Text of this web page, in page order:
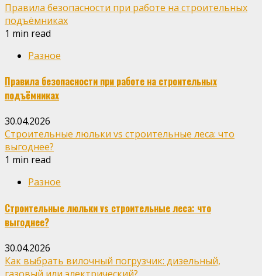
Правила безопасности при работе на строительных
подъёмниках
1 min read
Разное
Правила безопасности при работе на строительных
подъёмниках
30.04.2026
Строительные люльки vs строительные леса: что
выгоднее?
1 min read
Разное
Строительные люльки vs строительные леса: что
выгоднее?
30.04.2026
Как выбрать вилочный погрузчик: дизельный,